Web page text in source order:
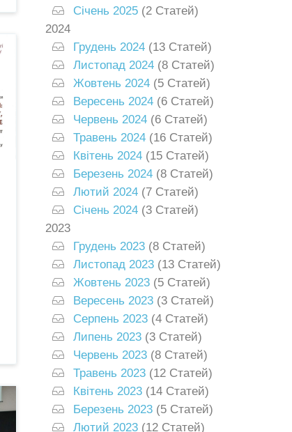
Січень 2025(2 Статей)
2024
Грудень 2024(13 Статей)
Листопад 2024(8 Статей)
Жовтень 2024(5 Статей)
Вересень 2024(6 Статей)
Червень 2024(6 Статей)
Травень 2024(16 Статей)
Квітень 2024(15 Статей)
Березень 2024(8 Статей)
Лютий 2024(7 Статей)
Січень 2024(3 Статей)
2023
Грудень 2023(8 Статей)
Листопад 2023(13 Статей)
Жовтень 2023(5 Статей)
Вересень 2023(3 Статей)
Серпень 2023(4 Статей)
Липень 2023(3 Статей)
Червень 2023(8 Статей)
Травень 2023(12 Статей)
Квітень 2023(14 Статей)
Березень 2023(5 Статей)
Лютий 2023(12 Статей)